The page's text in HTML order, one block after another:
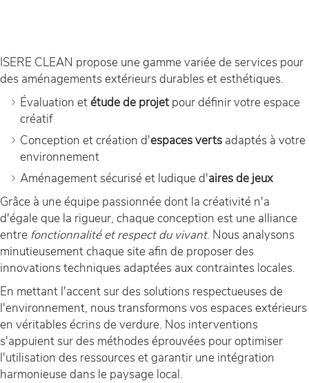
ISERE CLEAN propose une gamme variée de services pour
des aménagements extérieurs durables et esthétiques.
Évaluation etétude de projet pour définir votre espace
créatif
Conception et création d'espaces verts adaptés à votre
environnement
Aménagement sécurisé et ludique d'aires de jeux
Grâce à une équipe passionnée dont la créativité n'a
d'égale que la rigueur, chaque conception est une alliance
entre fonctionnalité et respect du vivant. Nous analysons
minutieusement chaque site afin de proposer des
innovations techniques adaptées aux contraintes locales.
En mettant l'accent sur des solutions respectueuses de
l'environnement, nous transformons vos espaces extérieurs
en véritables écrins de verdure. Nos interventions
s'appuient sur des méthodes éprouvées pour optimiser
l'utilisation des ressources et garantir une intégration
harmonieuse dans le paysage local.